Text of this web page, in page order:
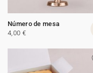
Número de mesa
4,00 €